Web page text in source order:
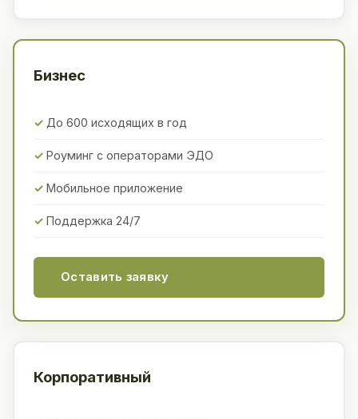
Бизнес
До 600 исходящих в год
Роуминг с операторами ЭДО
Мобильное приложение
Поддержка 24/7
Оставить заявку
Корпоративный